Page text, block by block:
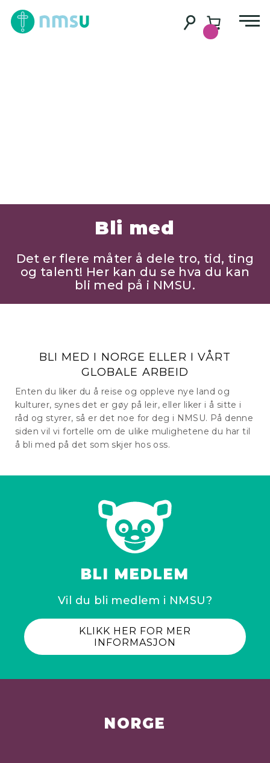
Bli med
Det er flere måter å dele tro, tid, ting
og talent! Her kan du se hva du kan
bli med på i NMSU.
BLI MED I NORGE ELLER I VÅRT
GLOBALE ARBEID
Enten du liker du å reise og oppleve nye land og
kulturer, synes det er gøy på leir, eller liker i å sitte i
råd og styrer, så er det noe for deg i NMSU. På denne
siden vil vi fortelle om de ulike mulighetene du har til
å bli med på det som skjer hos oss.
BLI MEDLEM
Vil du bli medlem i NMSU?
KLIKK HER FOR MER
INFORMASJON
NORGE